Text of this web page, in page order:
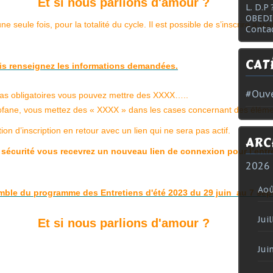
seule fois, pour la totalité du cycle. Il est possible de s’inscrire à
renseignez les informations demandées.
obligatoires vous pouvez mettre des XXXX…..
vous mettez des « XXXX » dans les cases concernant des
d’inscription en retour avec un lien qui ne sera pas actif.
vous recevrez un nouveau lien de connexion pour
du programme des Entretiens d'été 2023 du 29 juin au 7
Et si nous parlions d'amour ?
L. D.P
2026
Juin